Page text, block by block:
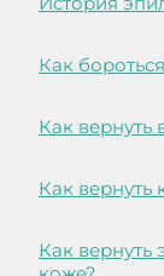
Как
Как вернуть
Как вернуть
Как вернуть